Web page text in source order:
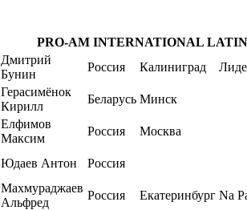
PRO-AM INTERNATIONAL LATIN
Дмитрий
Бунин
Россия Калиниград
Герасимёнок
Кирилл
Беларусь Минск
Елфимов
Максим
Россия Москва
Юдаев Антон Россия
Махмураджаев
Альфред
Россия Екатеринбург Na